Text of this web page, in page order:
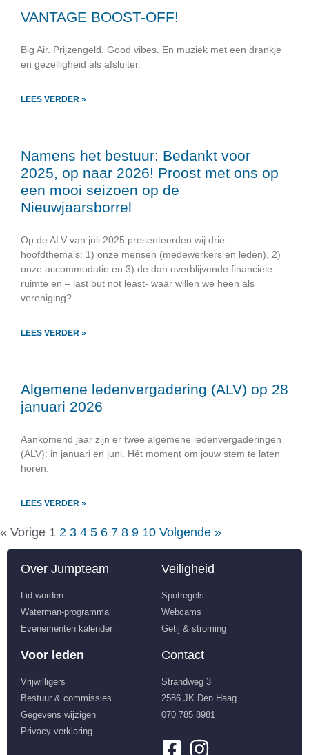
VANTAGE BOOST-OFF!
Big Air. Prijzengeld. Good vibes. En muziek met een drankje
en gezelligheid als afsluiter.
LEES VERDER »
Namens het bestuur: Bedankt voor
2025, op naar 2026! Proost met ons op
een mooi seizoen op de
Nieuwjaarsborrel
Op de ALV van juli 2025 presenteerden wij drie
hoofdthema’s: 1) onze mensen (medewerkers en leden), 2)
onze accommodatie en 3) de dan overblijvende financiële
ruimte en – last but not least- waar willen we heen als
vereniging?
LEES VERDER »
Algemene ledenvergadering (ALV) op 28
januari 2026
Aankomend jaar zijn er twee algemene ledenvergaderingen
(ALV): in januari en juni. Hét moment om jouw stem te laten
horen.
LEES VERDER »
« Vorige 1 2 3 4 5 6 7 8 9 10 Volgende »
Over Jumpteam
Lid worden
Waterman-programma
Evenementen kalender
Veiligheid
Spotregels
Webcams
Getij & stroming
Voor leden
Vrijwilligers
Bestuur & commissies
Gegevens wijzigen
Privacy verklaring
Contact
Strandweg 3
2586 JK Den Haag
070 785 8981